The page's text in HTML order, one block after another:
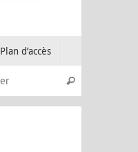
Plan d’accès